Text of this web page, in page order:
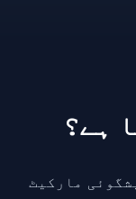
ہے؟
مارکیٹ